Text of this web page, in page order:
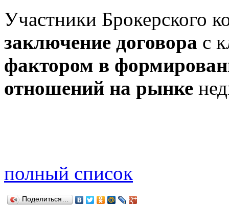
Участники Брокерского
заключение договора с
фактором в
отношений на рынке
полный список
Поделиться…